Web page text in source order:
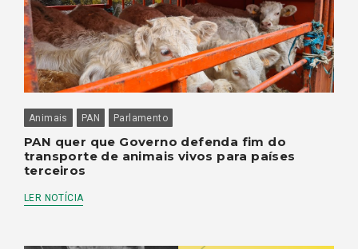
Animais PAN Parlamento
PAN quer que Governo defenda fim do
transporte de animais vivos para países
terceiros
LER NOTÍCIA